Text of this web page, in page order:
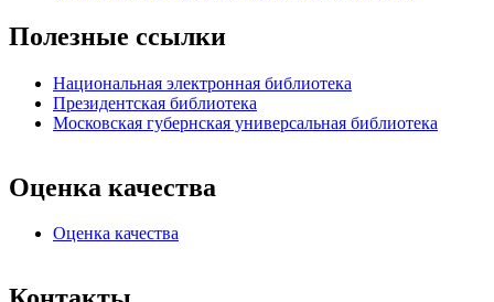
Полезные ссылки
Национальная электронная библиотека
Президентская библиотека
Московская губернская универсальная библиотека
Оценка качества
Оценка качества